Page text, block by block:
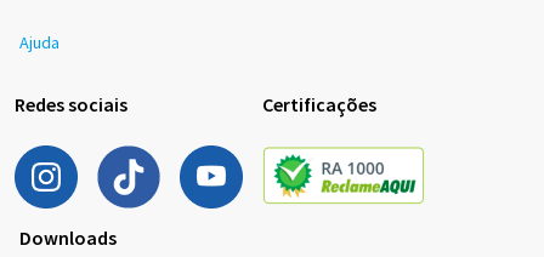
Ajuda
Redes sociais Certificações
Downloads